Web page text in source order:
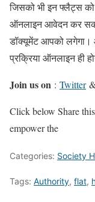
जिसको भी इन फ्लैट्स
ऑनलाइन आवेदन कर
डॉक्यूमेंट आपको लगेगा।
प्रक्रिया ऑनलाइन ही
Join us on : Twitter
Click below Share
empower the
Categories: Society
Tags: Authority, flat,